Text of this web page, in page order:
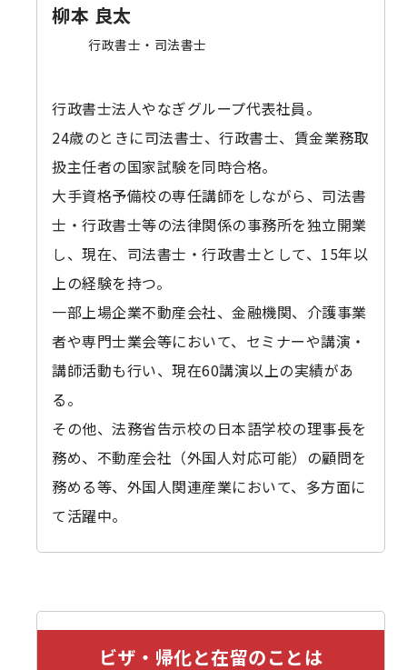
柳本 良太
行政書士・司法書士
行政書士法人やなぎグループ代表社員。
24歳のときに司法書士、行政書士、賃金業務取
扱主任者の国家試験を同時合格。
大手資格予備校の専任講師をしながら、司法書
士・行政書士等の法律関係の事務所を独立開業
し、現在、司法書士・行政書士として、15年以
上の経験を持つ。
一部上場企業不動産会社、金融機関、介護事業
者や専門士業会等において、セミナーや講演・
講師活動も行い、現在60講演以上の実績があ
る。
その他、法務省告示校の日本語学校の理事長を
務め、不動産会社（外国人対応可能）の顧問を
務める等、外国人関連産業において、多方面に
て活躍中。
ビザ・帰化と在留のことは